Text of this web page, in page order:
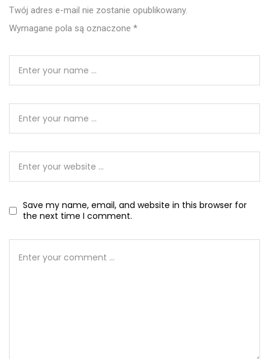
Twój adres e-mail nie zostanie opublikowany.
Wymagane pola są oznaczone *
Save my name, email, and website in this browser for
the next time I comment.